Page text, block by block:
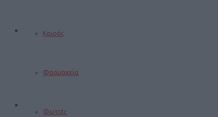
Καιρός
Φαρμακεία
Φωτιές